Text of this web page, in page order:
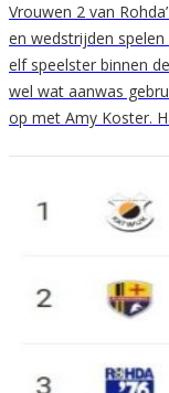
Vrouwen 2 van
en wedstrijden
elf speelster binnen
wel wat aanwas
op met Amy Koster.